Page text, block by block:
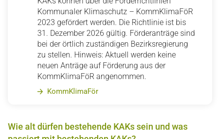
Kommunaler Klimaschutz – KommKlimaFöR
2023 gefördert werden. Die Richtlinie ist bis
31. Dezember 2026 gültig. Förderanträge sind
bei der örtlich zuständigen Bezirksregierung
zu stellen. Hinweis: Aktuell werden keine
neuen Anträge auf Förderung aus der
KommKlimaFöR angenommen.
KommKlimaFör
Wie alt dürfen bestehende KAKs sein und was